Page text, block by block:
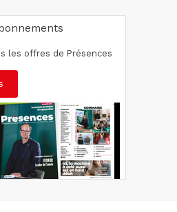
les offres de Présences